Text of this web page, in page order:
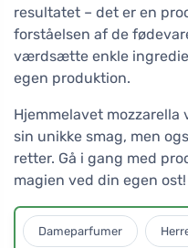
resultatet – det er en
forståelsen af de
værdsætte enkle
egen produktion.
Hjemmelavet mozzarella
sin unikke smag, men
retter. Gå i gang med
magien ved din egen ost!
Dameparfumer